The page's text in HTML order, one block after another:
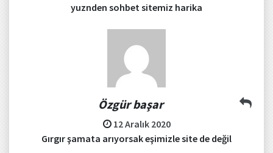
yuznden sohbet sitemiz harika
Özgür başar
12 Aralık 2020
Gırgır şamata arıyorsak eşimizle site de değil